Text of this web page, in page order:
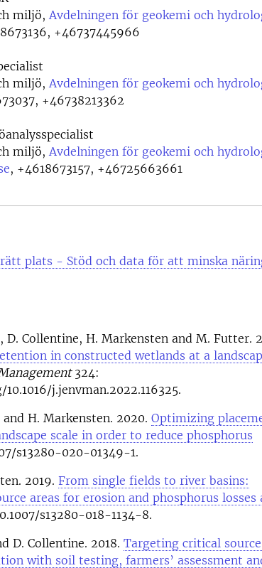
miljö, Avdelningen för geokemi och
+46737445966
miljö, Avdelningen för geokemi och
+46738213362
miljö, Avdelningen för geokemi och
, +4618673157, +46725663661
plats - Stöd och data för att minska
D. Collentine, H. Markensten and M. Futter.
in constructed wetlands at a
324:
j.jenvman.2022.116325.
H. Markensten. 2020. Optimizing
scale in order to reduce phosphorus
s13280-020-01349-1.
2019. From single fields to river basins:
areas for erosion and phosphorus losses
s13280-018-1134-8.
D. Collentine. 2018. Targeting critical
with soil testing, farmers’ assessment